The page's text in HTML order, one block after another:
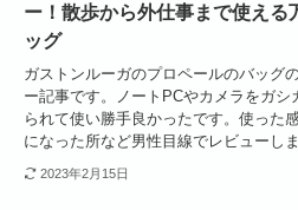
ー！散歩から外仕事まで使える
ッグ
ガストンルーガのプロペールのバッグ
ー記事です。ノートPCやカメラをガシ
られて使い勝手良かったです。使った
になった所など男性目線でレビューしま
2023年2月15日